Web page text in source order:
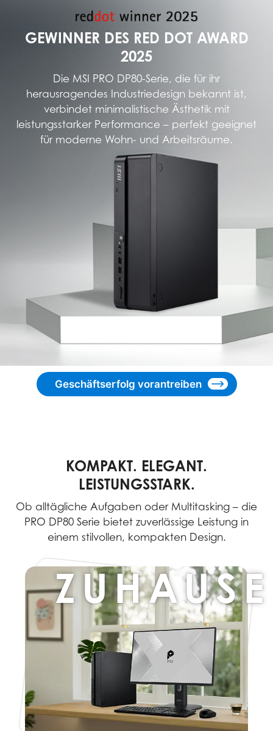
GEWINNER DES RED DOT AWARD
2025
Die MSI PRO DP80-Serie, die für ihr
herausragendes Industriedesign bekannt ist,
verbindet minimalistische Ästhetik mit
leistungsstarker Performance – perfekt geeignet
für moderne Wohn- und Arbeitsräume.
Geschäftserfolg vorantreiben
KOMPAKT. ELEGANT.
LEISTUNGSSTARK.
Ob alltägliche Aufgaben oder Multitasking – die
PRO DP80 Serie bietet zuverlässige Leistung in
einem stilvollen, kompakten Design.
ZUHAUSE